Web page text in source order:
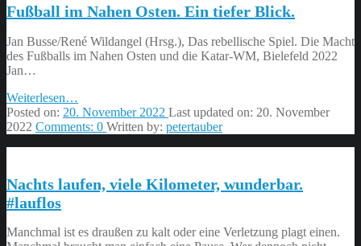
Fußball im Nahen Osten. Ein tiefer Blick.
Jan Busse/René Wildangel (Hrsg.), Das rebellische Spiel. Die Macht
des Fußballs im Nahen Osten und die Katar-WM, Bielefeld 2022
Jan…
Weiterlesen
im
Nahen
Blick.”
…
Posted on: 20. November 2022 Last updated on: 20. November
2022 Comments: 0 Written by: petertauber
Nachts laufen, viele Kilometer, wunderbar.
#lauflos
Manchmal ist es draußen zu kalt oder eine Verletzung plagt einen.